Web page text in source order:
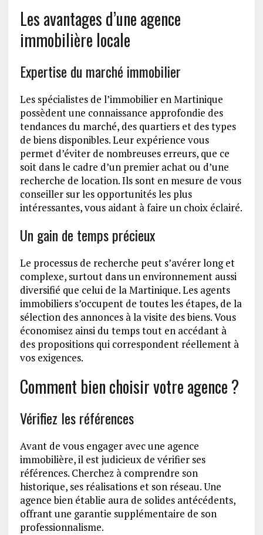
Les avantages d’une agence
immobilière locale
Expertise du marché immobilier
Les spécialistes de l’immobilier en Martinique
possèdent une connaissance approfondie des
tendances du marché, des quartiers et des types
de biens disponibles. Leur expérience vous
permet d’éviter de nombreuses erreurs, que ce
soit dans le cadre d’un premier achat ou d’une
recherche de location. Ils sont en mesure de vous
conseiller sur les opportunités les plus
intéressantes, vous aidant à faire un choix éclairé.
Un gain de temps précieux
Le processus de recherche peut s’avérer long et
complexe, surtout dans un environnement aussi
diversifié que celui de la Martinique. Les agents
immobiliers s’occupent de toutes les étapes, de la
sélection des annonces à la visite des biens. Vous
économisez ainsi du temps tout en accédant à
des propositions qui correspondent réellement à
vos exigences.
Comment bien choisir votre agence ?
Vérifiez les références
Avant de vous engager avec une agence
immobilière, il est judicieux de vérifier ses
références. Cherchez à comprendre son
historique, ses réalisations et son réseau. Une
agence bien établie aura de solides antécédents,
offrant une garantie supplémentaire de son
professionnalisme.